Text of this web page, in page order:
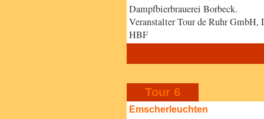
Dampfbierbrauerei Borbeck.
Veranstalter Tour de Ruhr GmbH,
HBF
Tour 6
Emscherleuchten